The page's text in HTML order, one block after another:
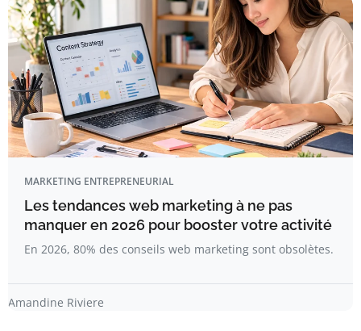
MARKETING ENTREPRENEURIAL
Les tendances web marketing à ne pas
manquer en 2026 pour booster votre activité
En 2026, 80% des conseils web marketing sont obsolètes.
Amandine Riviere